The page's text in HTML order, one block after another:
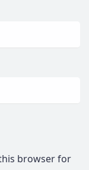
browser for